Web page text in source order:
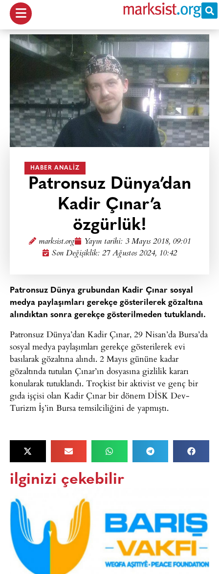
HABER ANALIZ
Patronsuz Dünya’dan
Kadir Çınar’a
özgürlük!
marksist.org Yayın tarihi: 3 Mayıs 2018, 09:01
Son Değişiklik: 27 Ağustos 2024, 10:42
Patronsuz Dünya grubundan Kadir Çınar sosyal
medya paylaşımları gerekçe gösterilerek gözaltına
alındıktan sonra gerekçe gösterilmeden tutuklandı.
Patronsuz Dünya’dan Kadir Çınar, 29 Nisan’da Bursa’da
sosyal medya paylaşımları gerekçe gösterilerek evi
basılarak gözaltına alındı. 2 Mayıs gününe kadar
gözaltında tutulan Çınar’ın dosyasına gizlilik kararı
konularak tutuklandı. Troçkist bir aktivist ve genç bir
gıda işçisi olan Kadir Çınar bir dönem DİSK Dev-
Turizm İş’in Bursa temsilciliğini de yapmıştı.
ilginizi çekebilir